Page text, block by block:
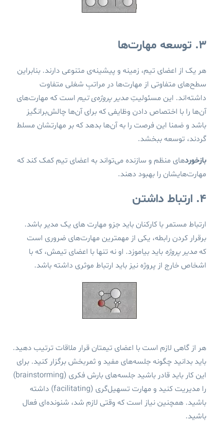
۳. توسعه مهارت‌ها
هر یک از اعضای تیم، زمینه و پیشینه‌ی متنوعی دارند. بنابراین
سطح‌های متفاوتی از مهارت‌ها در مراتبِ شغلی متفاوت
داشته‌اند. این مسئولیتِ مدیر پروژه‌ی تیم است که مهارت‌های
آن‌ها را با اختصاص دادن وظایفی که برای آن‌ها چالش‌برانگیز
باشد و ضمنا این فرصت را به آن‌ها بدهد که بر مهارتشان مسلط
گردند، توسعه ببخشد.
بازخوردهای منظم و سازنده می‌تواند به اعضای تیم کمک کند که
مهارت‌هایشان را بهبود دهند.
۴. ارتباط داشتن
ارتباط مستمر با کارکنان باید جزو مهارت های یک مدیر باشد.
برقرار کردن رابطه، یکی از مهمترین مهارت‌های ضروری است
که مدیر پروژه باید بیاموزد. او نه تنها با اعضای تیمش، که با
اشخاص خارج از پروژه نیز باید ارتباط موثری داشته باشد.
هر از گاهی لازم است با اعضای تیمتان قرار ملاقات ترتیب دهید.
باید بدانید چگونه جلسه‌های مفید و ثمربخش برگزار کنید. برای
این کار باید قادر باشید جلسه‌های بارش فکری (brainstorming)
را مدیریت کنید و مهارت‌ تسهیل‌گری (facilitating) داشته
باشید. همچنین نیاز است که وقتی لازم شد، شنونده‌ای فعال
باشید.